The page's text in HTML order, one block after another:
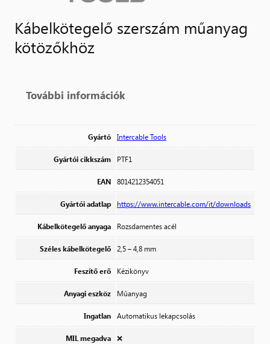
Kábelkötegelő szerszám műanyag
kötözőkhöz
További információk
Gyártó Intercable Tools
Gyártói cikkszám PTF1
EAN 8014212354051
Gyártói adatlap https://www.intercable.com/it/downloads
Kábelkötegelő anyaga Rozsdamentes acél
Széles kábelkötegelő 2,5 – 4,8 mm
Feszítő erő Kézikönyv
Anyagi eszköz Műanyag
Ingatlan Automatikus lekapcsolás
MIL megadva ❌